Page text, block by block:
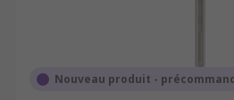
Nouveau produit -